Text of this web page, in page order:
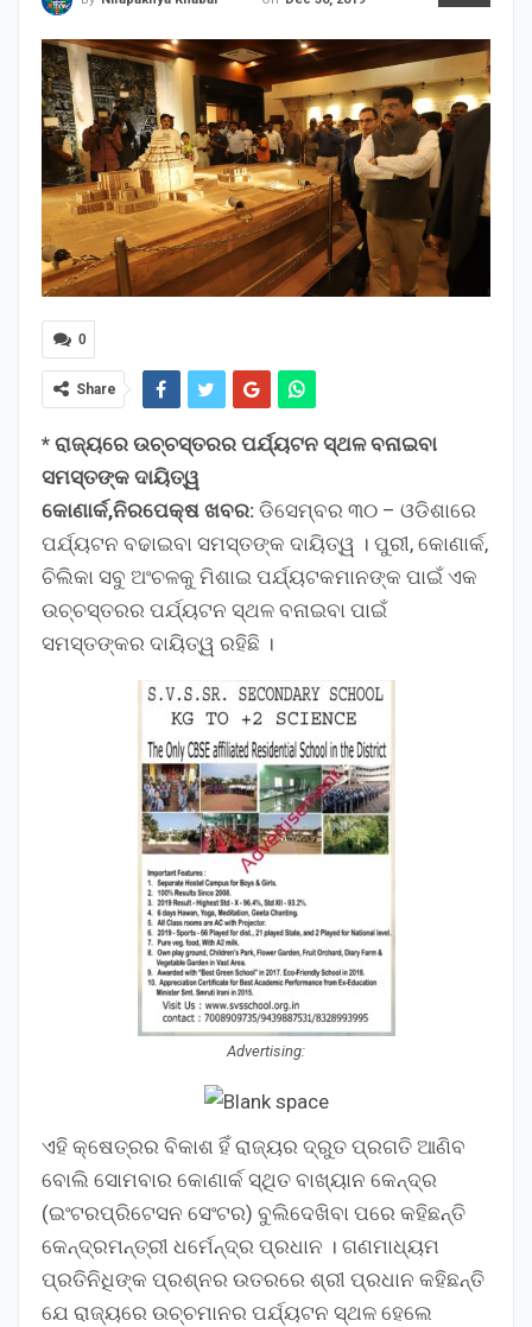
0
Share
* ରାଜ୍ୟରେ ଉଚ୍ଚସ୍ତରର ପର୍ଯ୍ୟଟନ ସ୍ଥଳ ବନାଇବା
ସମସ୍ତଙ୍କ ଦାୟିତ୍ୱ
କୋଣାର୍କ,ନିରପେକ୍ଷ ଖବର: ଡିସେମ୍ବର ୩୦ – ଓଡିଶାରେ
ପର୍ଯ୍ୟଟନ ବଢାଇବା ସମସ୍ତଙ୍କ ଦାୟିତ୍ୱ । ପୁରୀ, କୋଣାର୍କ,
ଚିଲିକା ସବୁ ଅଂଚଳକୁ ମିଶାଇ ପର୍ଯ୍ୟଟକମାନଙ୍କ ପାଇଁ ଏକ
ଉଚ୍ଚସ୍ତରର ପର୍ଯ୍ୟଟନ ସ୍ଥଳ ବନାଇବା ପାଇଁ
ସମସ୍ତଙ୍କର ଦାୟିତ୍ୱ ରହିଛି ।
Advertising:
ଏହି କ୍ଷେତ୍ରର ବିକାଶ ହିଁ ରାଜ୍ୟର ଦ୍ରୁତ ପ୍ରଗତି ଆଣିବ
ବୋଲି ସୋମବାର କୋଣାର୍କ ସ୍ଥିତ ବାଖ୍ୟାନ କେନ୍ଦ୍ର
(ଇଂଟରପ୍ରିଟେସନ ସେଂଟର) ବୁଲିଦେଖିବା ପରେ କହିଛନ୍ତି
କେନ୍ଦ୍ରମନ୍ତ୍ରୀ ଧର୍ମେନ୍ଦ୍ର ପ୍ରଧାନ । ଗଣମାଧ୍ୟମ
ପ୍ରତିନିଧିଙ୍କ ପ୍ରଶ୍ନର ଉତରରେ ଶ୍ରୀ ପ୍ରଧାନ କହିଛନ୍ତି
ଯେ ରାଜ୍ୟରେ ଉଚ୍ଚମାନର ପର୍ଯ୍ୟଟନ ସ୍ଥଳ ହେଲେ